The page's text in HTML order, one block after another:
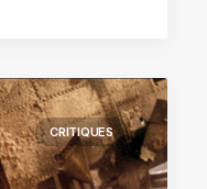
CRITIQUES